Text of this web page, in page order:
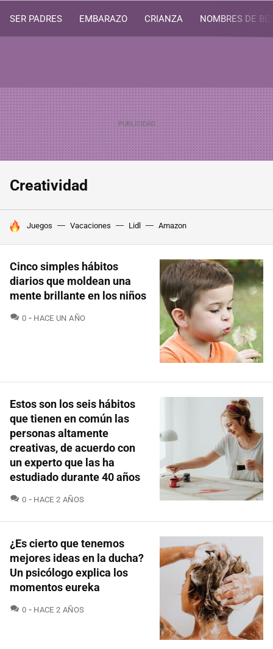
SER PADRES EMBARAZO CRIANZA NOMBRES DE
Creatividad
HOY SE HABLA DE
Juegos Vacaciones Lidl Amazon
Cinco simples hábitos
diarios que moldean una
mente brillante en los niños
0 COMENTARIOS
HACE UN AÑO
Estos son los seis hábitos
que tienen en común las
personas altamente
creativas, de acuerdo con
un experto que las ha
estudiado durante 40 años
0 COMENTARIOS
HACE 2 AÑOS
¿Es cierto que tenemos
mejores ideas en la ducha?
Un psicólogo explica los
momentos eureka
0 COMENTARIOS
HACE 2 AÑOS